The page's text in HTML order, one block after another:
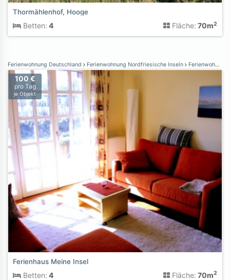
Thormählenhof, Hooge
Betten: 4 Fläche: 70m2
Ferienwohnung Deutschland Ferienwohnung Nordfriesische Inseln Ferienwohnung Föhr
100 €
pro Tag
je Objekt
Ferienhaus Meine Insel
Betten: 4 Fläche: 70m2